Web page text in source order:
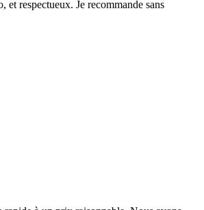
et respectueux. Je recommande sans